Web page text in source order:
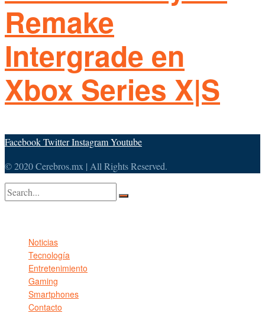
Remake
Intergrade en
Xbox Series X|S
FacebookTwitterInstagramYoutube
© 2020 Cerebros.mx | All Rights Reserved.
Noticias
Tecnología
Entretenimiento
Gaming
Smartphones
Contacto